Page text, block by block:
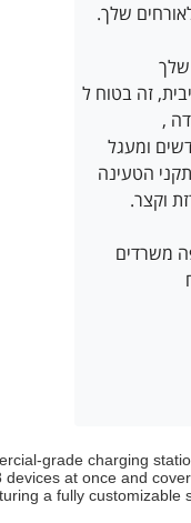
שלך.
זה בטוח ל
ומעגל
הטעינה
וקצר.
משרדים
grade charging
at once and
a fully customizable